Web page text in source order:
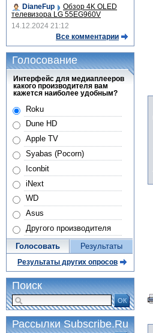
DianeFup
Обзор 4K OLED
телевизора LG 55EG960V
14.12.2024 21:12
Все комментарии
Голосование
Интерфейс для медиаплееров
какого производителя вам
кажется наиболее удобным?
Roku
Dune HD
Apple TV
Syabas (Pocorn)
Iconbit
iNext
WD
Asus
Другого производителя
Голосовать Результаты
Результаты других опросов
Поиск
ОК
Рассылки Subscribe.Ru